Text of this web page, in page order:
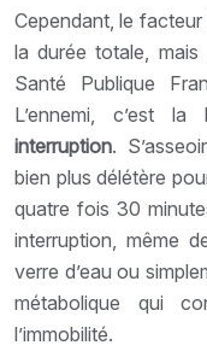
Cependant, le facteur
la durée totale, mais
Santé Publique
L’ennemi, c’est la
interruption.
bien plus délétère
quatre fois 30
interruption, même
verre d’eau ou
métabolique qui
l’immobilité.